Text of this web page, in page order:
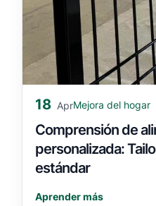
18 AprMejora del hogar
Comprensión de
personalizada:
estándar
Aprender más